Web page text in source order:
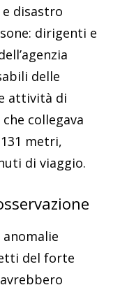
disastro
dirigenti e
delle
attività di
collegava
metri,
di viaggio.
anomalie
del forte